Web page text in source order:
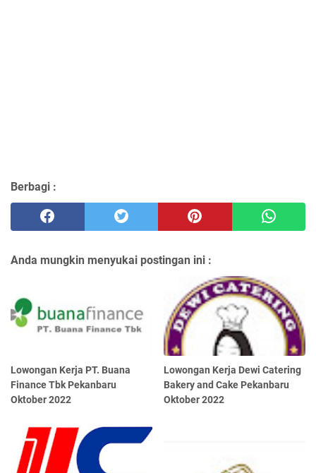
Berbagi :
Anda mungkin menyukai postingan ini :
Lowongan Kerja PT. Buana
Finance Tbk Pekanbaru
Oktober 2022
Lowongan Kerja Dewi Catering
Bakery and Cake Pekanbaru
Oktober 2022